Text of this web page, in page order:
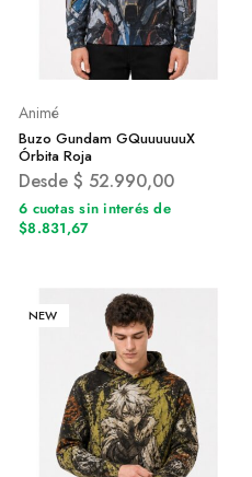
Animé
Buzo Gundam GQuuuuuuX
Órbita Roja
Desde $ 52.990,00
6 cuotas sin interés de
$8.831,67
NEW